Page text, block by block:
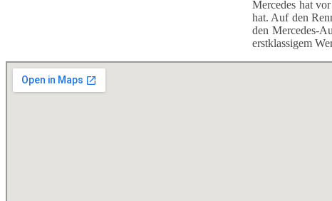
Mercedes hat
hat. Auf den
den Mercedes-
erstklassigem